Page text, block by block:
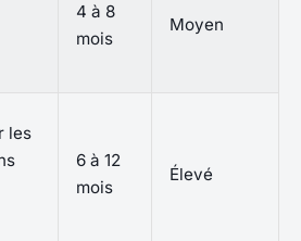
4 à 8
mois
Moyen
les
6 à 12
mois
Élevé